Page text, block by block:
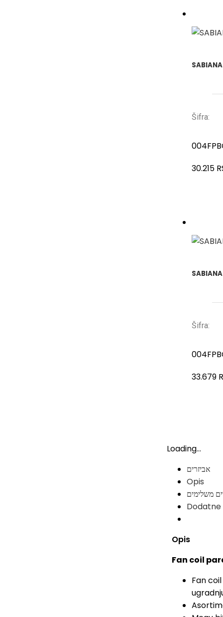
Šifra:
30.215
Šifra:
33.679
Loading...
אביזרים
Opis
משלימים
Opis
Fan coil
Fan